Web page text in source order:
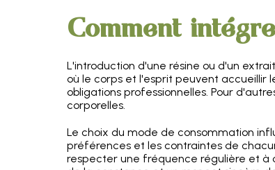
Comment
L'introduction d'une résine ou d'un
où le corps et l'esprit peuvent accueillir
obligations professionnelles. Pour
corporelles.
Le choix du mode de consommation
préférences et les contraintes de
respecter une fréquence régulière et à